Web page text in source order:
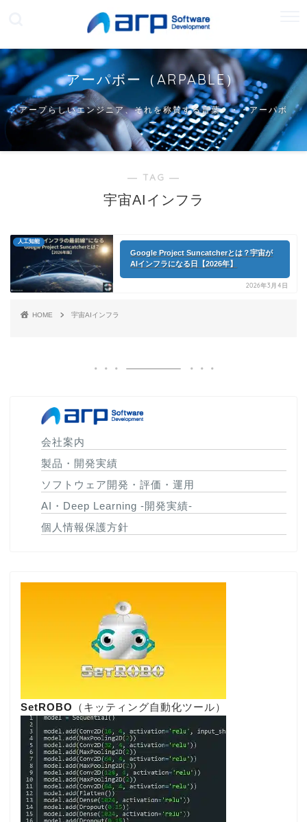
アーパボー（ARPABLE）
アープらしいエンジニア、それを称賛する言葉・・・アーパボ
ー
― TAG ―
宇宙AIインフラ
人工知能
Google Project Suncatcherとは？宇宙が
AIインフラになる日【2026年】
2026年3月4日
HOME 宇宙AIインフラ
会社案内
製品・開発実績
ソフトウェア開発・評価・運用
AI・Deep Learning -開発実績-
個人情報保護方針
SetROBO （キッティング自動化ツール）